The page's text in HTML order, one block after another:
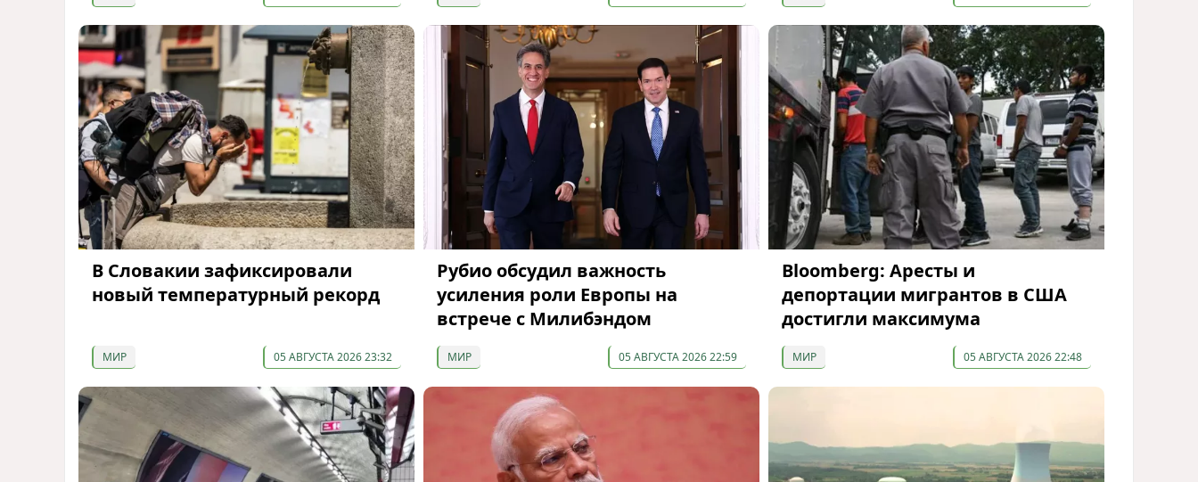
В Словакии зафиксировали
новый температурный рекорд
МИР 05 АВГУСТА 2026 23:32
Рубио обсудил важность
усиления роли Европы на
встрече с Милибэндом
МИР 05 АВГУСТА 2026 22:59
Bloomberg: Аресты и
депортации мигрантов в США
достигли максимума
МИР 05 АВГУСТА 2026 22:48